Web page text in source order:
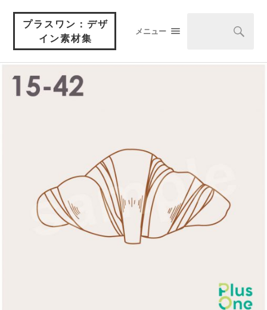
プラスワン：デザ
イン素材集
メニュー